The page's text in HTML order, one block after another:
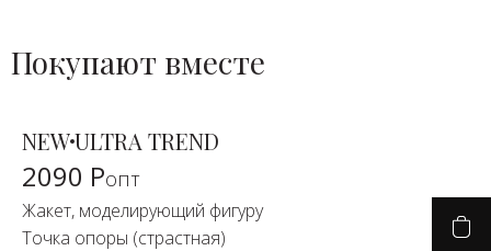
Покупают вместе
NEWULTRA TREND
2090 Ропт
Жакет, моделирующий фигуру
Точка опоры (страстная)